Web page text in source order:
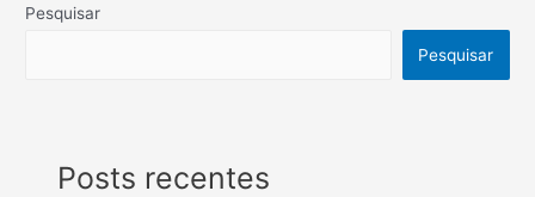
Pesquisar
Pesquisar
Posts recentes